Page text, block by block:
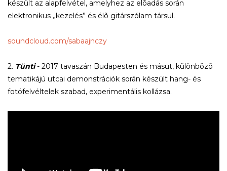
készült az alapfelvétel, amelyhez az elõadás során
elektronikus „kezelés” és élõ gitárszólam társul.
soundcloud.com/sabaajnczy
2. Tünti- 2017 tavaszán Budapesten és másut, különbözõ
tematikájú utcai demonstrációk során készült hang- és
fotófelvéltelek szabad, experimentális kollázsa.